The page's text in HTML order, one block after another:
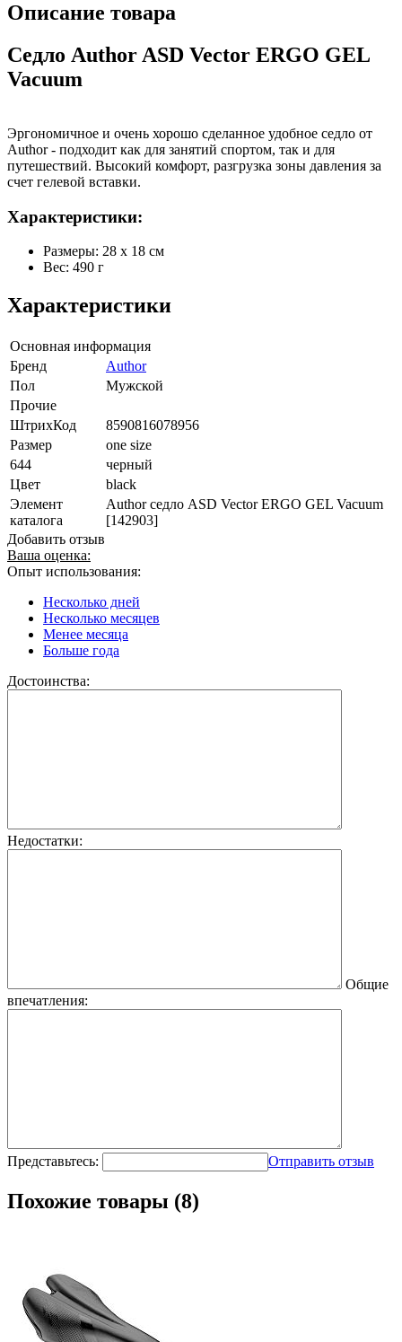
Описание товара
Седло Author ASD Vector ERGO GEL
Vacuum
Эргономичное и очень хорошо сделанное удобное седло от
Author - подходит как для занятий спортом, так и для
путешествий. Высокий комфорт, разгрузка зоны давления за
счет гелевой вставки.
Характеристики:
Размеры: 28 х 18 см
Вес: 490 г
Характеристики
Основная информация
Бренд
Author
Пол
Мужской
Прочие
ШтрихКод
8590816078956
Размер
one size
644
черный
Цвет
black
Элемент
каталога
Author седло ASD Vector ERGO GEL Vacuum
[142903]
Добавить отзыв
Ваша оценка:
Опыт использования:
Несколько дней
Несколько месяцев
Менее месяца
Больше года
Достоинства:
Недостатки:
Общие
впечатления:
Представьтесь: Отправить отзыв
Похожие товары (8)